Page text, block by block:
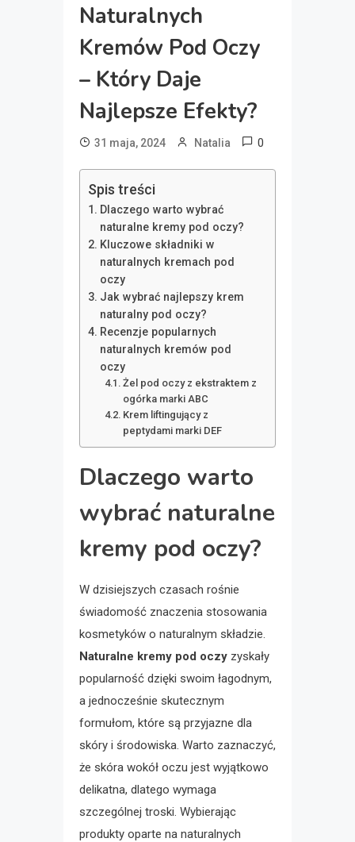
Naturalnych
Kremów Pod Oczy
– Który Daje
Najlepsze Efekty?
31 maja, 2024 Natalia 0
Spis treści
Dlaczego warto wybrać
naturalne kremy pod oczy?
Kluczowe składniki w
naturalnych kremach pod
oczy
Jak wybrać najlepszy krem
naturalny pod oczy?
Recenzje popularnych
naturalnych kremów pod
oczy
Żel pod oczy z ekstraktem z
ogórka marki ABC
Krem liftingujący z
peptydami marki DEF
Dlaczego warto
wybrać naturalne
kremy pod oczy?
W dzisiejszych czasach rośnie
świadomość znaczenia stosowania
kosmetyków o naturalnym składzie.
Naturalne kremy pod oczy zyskały
popularność dzięki swoim łagodnym,
a jednocześnie skutecznym
formułom, które są przyjazne dla
skóry i środowiska. Warto zaznaczyć,
że skóra wokół oczu jest wyjątkowo
delikatna, dlatego wymaga
szczególnej troski. Wybierając
produkty oparte na naturalnych